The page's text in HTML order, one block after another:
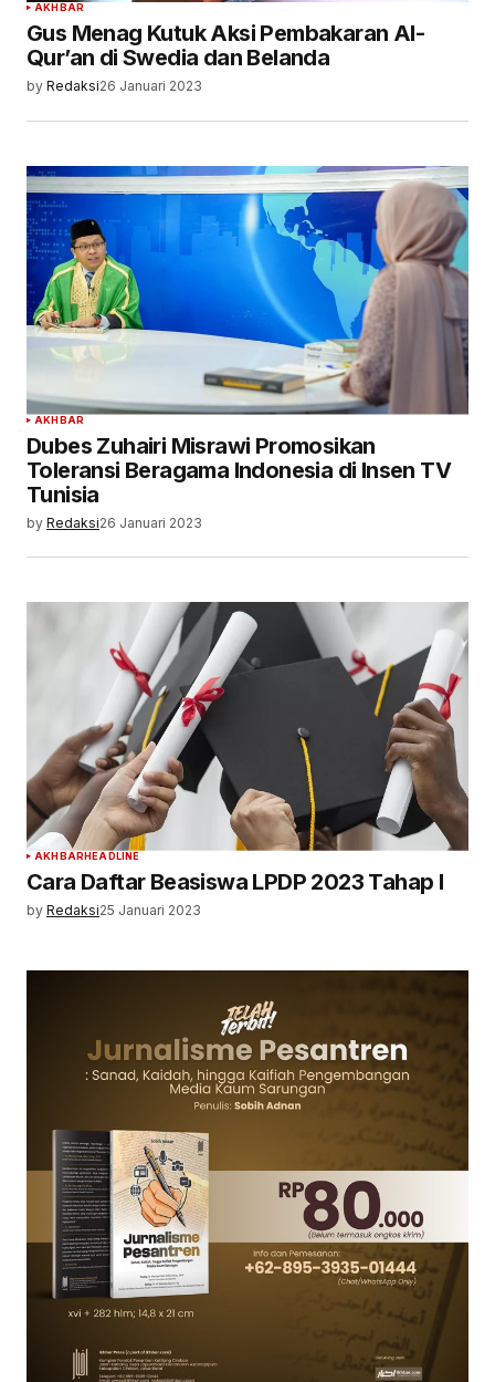
AKHBAR
Gus Menag Kutuk Aksi Pembakaran Al-
Qur’an di Swedia dan Belanda
by Redaksi26 Januari 2023
AKHBAR
Dubes Zuhairi Misrawi Promosikan
Toleransi Beragama Indonesia di Insen TV
Tunisia
by Redaksi26 Januari 2023
AKHBARHEADLINE
Cara Daftar Beasiswa LPDP 2023 Tahap I
by Redaksi25 Januari 2023